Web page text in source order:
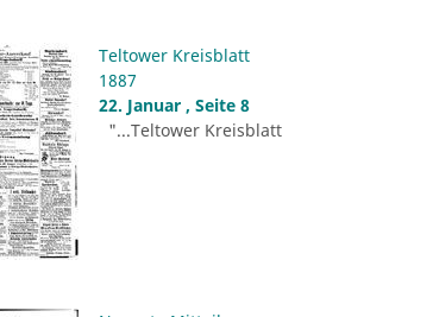
Teltower Kreisblatt
1887
22. Januar , Seite 8
"...Teltower Kreisblatt